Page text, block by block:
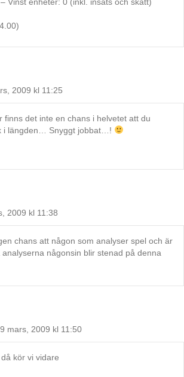
2009 kl 11:25
finns det inte en chans i helvetet att du
i längden… Snyggt jobbat…!
2009 kl 11:38
chans att någon som analyser spel och är
någonsin blir stenad på denna
mars, 2009 kl 11:50
kör vi vidare